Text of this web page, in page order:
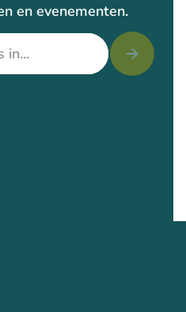
en evenementen.